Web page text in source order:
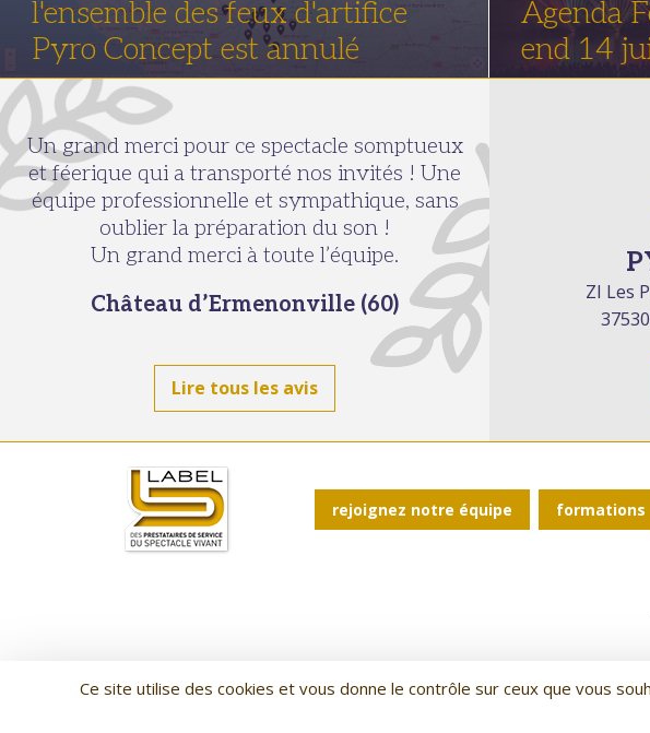
l'ensemble des feux d'artifice
Pyro Concept est annulé
Agenda
end 14
Un grand merci pour ce spectacle somptueux
et féerique qui a transporté nos invités ! Une
équipe professionnelle et sympathique, sans
oublier la préparation du son !
Un grand merci à toute l’équipe.
Château d’Ermenonville (60)
Lire tous les avis
ZI Les
rejoignez notre équipe formations
Artificier en Indre-et-Loire depuis 1991, Pyro Concept est votre partenaire de
Ce site utilise des cookies et vous donne le contrôle sur ceux que vous